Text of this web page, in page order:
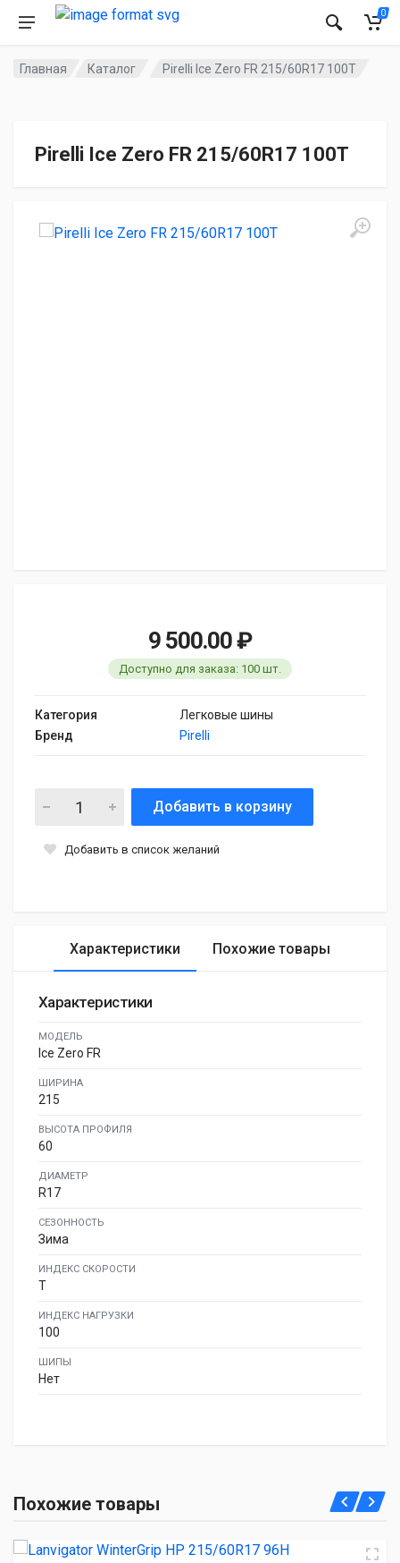
0
Главная Каталог Pirelli Ice Zero FR 215/60R17 100T
Pirelli Ice Zero FR 215/60R17 100T
9 500.00 ₽
Доступно для заказа: 100 шт.
Категория
Легковые шины
Бренд
Pirelli
Добавить в корзину
Добавить в список желаний
Характеристики Похожие товары
Характеристики
МОДЕЛЬ
Ice Zero FR
ШИРИНА
215
ВЫСОТА ПРОФИЛЯ
60
ДИАМЕТР
R17
СЕЗОННОСТЬ
Зима
ИНДЕКС СКОРОСТИ
T
ИНДЕКС НАГРУЗКИ
100
ШИПЫ
Нет
Похожие товары